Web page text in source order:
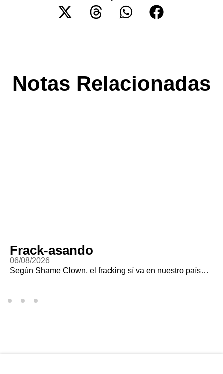
Notas Relacionadas
Frack-asando
06/08/2026
Según Shame Clown, el fracking sí va en nuestro país…